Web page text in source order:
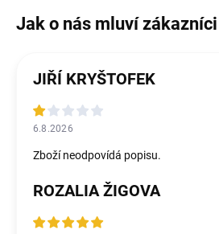
JIŘÍ KRYŠTOFEK
6.8.2026
Zboží neodpovídá popisu.
ROZALIA ŽIGOVA